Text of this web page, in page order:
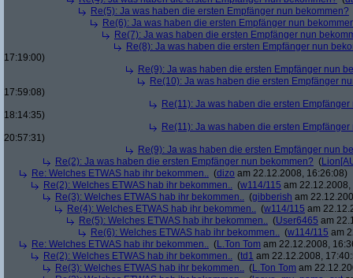
Re(5): Ja was haben die ersten Empfänger nun bekommen?
Re(6): Ja was haben die ersten Empfänger nun
Re(7): Ja was haben die ersten Empfänger nun
Re(8): Ja was haben die ersten Empfänger nun
17:19:00)
Re(9): Ja was haben die ersten Empfänger nun
Re(10): Ja was haben die ersten Empfänger
17:59:08)
Re(11): Ja was haben die ersten
18:14:35)
Re(11): Ja was haben die ersten
20:57:31)
Re(9): Ja was haben die ersten Empfänger nun
Re(2): Ja was haben die ersten Empfänger nun bekommen? (
Re: Welches ETWAS hab ihr bekommen.. (dizo am 22.12.2008, 16:26:08)
Re(2): Welches ETWAS hab ihr bekommen.. (w114/115 am
Re(3): Welches ETWAS hab ihr bekommen.. (gibberish am
Re(4): Welches ETWAS hab ihr bekommen.. (w114/115 am
Re(5): Welches ETWAS hab ihr bekommen.. (User6465 am
Re(6): Welches ETWAS hab ihr bekommen.. (w114/115 am
Re: Welches ETWAS hab ihr bekommen.. (L.Ton Tom am 22.12.2008,
Re(2): Welches ETWAS hab ihr bekommen.. (td1 am 22.12.2008,
Re(3): Welches ETWAS hab ihr bekommen.. (L.Ton Tom am